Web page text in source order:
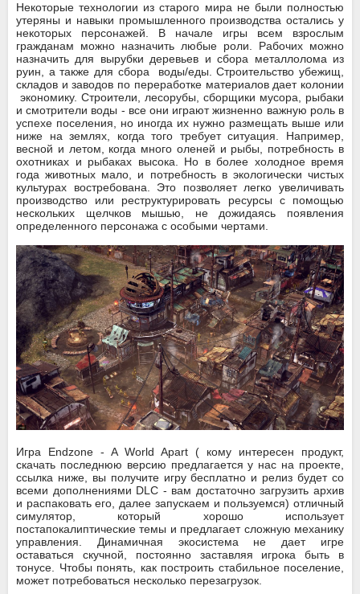
Некоторые технологии из старого мира не были полностью
утеряны и навыки промышленного производства остались у
некоторых персонажей. В начале игры всем взрослым
гражданам можно назначить любые роли. Рабочих можно
назначить для вырубки деревьев и сбора металлолома из
руин, а также для сбора воды/еды. Строительство убежищ,
складов и заводов по переработке материалов дает колонии
экономику. Строители, лесорубы, сборщики мусора, рыбаки
и смотрители воды - все они играют жизненно важную роль в
успехе поселения, но иногда их нужно размещать выше или
ниже на землях, когда того требует ситуация. Например,
весной и летом, когда много оленей и рыбы, потребность в
охотниках и рыбаках высока. Но в более холодное время
года животных мало, и потребность в экологически чистых
культурах востребована. Это позволяет легко увеличивать
производство или реструктурировать ресурсы с помощью
нескольких щелчков мышью, не дожидаясь появления
определенного персонажа с особыми чертами.
Игра Endzone - A World Apart ( кому интересен продукт,
скачать последнюю версию предлагается у нас на проекте,
ссылка ниже, вы получите игру бесплатно и релиз будет со
всеми дополнениями DLC - вам достаточно загрузить архив
и распаковать его, далее запускаем и пользуемся) отличный
симулятор, который хорошо использует
постапокалиптические темы и предлагает сложную механику
управления. Динамичная экосистема не дает игре
оставаться скучной, постоянно заставляя игрока быть в
тонусе. Чтобы понять, как построить стабильное поселение,
может потребоваться несколько перезагрузок.